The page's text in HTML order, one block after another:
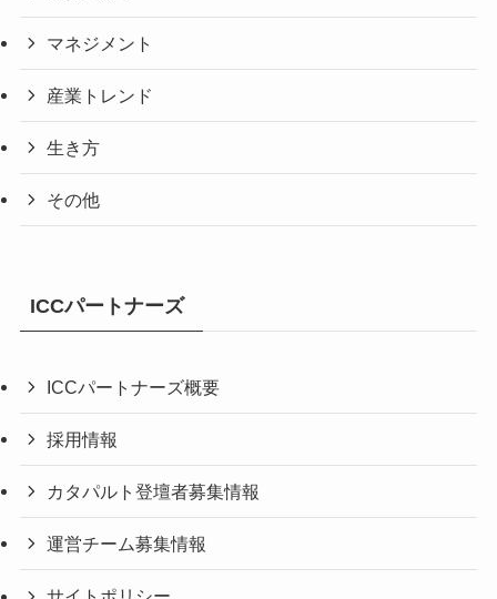
マネジメント
産業トレンド
生き方
その他
ICCパートナーズ
ICCパートナーズ概要
採用情報
カタパルト登壇者募集情報
運営チーム募集情報